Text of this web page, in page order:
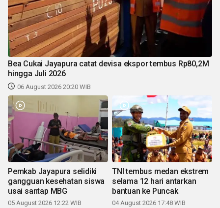
Bea Cukai Jayapura catat devisa ekspor tembus Rp80,2M
hingga Juli 2026
06 August 2026 20:20 WIB
Pemkab Jayapura selidiki
gangguan kesehatan siswa
usai santap MBG
05 August 2026 12:22 WIB
TNI tembus medan ekstrem
selama 12 hari antarkan
bantuan ke Puncak
04 August 2026 17:48 WIB